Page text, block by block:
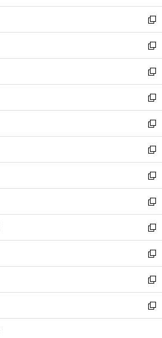
開
く
ウ
で
開
く
ン
ド
ウ
で
開
く
新
し
い
ウ
ィ
ン
ド
ウ
で
開
く
新
し
い
ウ
ィ
ン
ド
ウ
で
開
く
新
し
い
ウ
ィ
ン
ド
ウ
で
開
く
新
し
い
ウ
ィ
ン
ド
ウ
で
開
く
新
し
い
ウ
ィ
ン
ド
ウ
で
開
く
新
し
い
ウ
ィ
ン
ド
ウ
で
開
く
新
し
い
ウ
ィ
ン
ド
ウ
で
開
く
新
し
い
ウ
ィ
ン
ド
ウ
で
開
新
し
い
ウ
ィ
ン
ド
ウ
新
し
い
ウ
ィ
ン
新
し
い
ウ
新
し